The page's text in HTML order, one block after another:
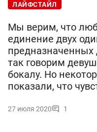
ЛАЙФСТАЙЛ
Мы верим, что
единение двух
предназначенных
так говорим
бокалу. Но
показали, что
27 июля 2020 1